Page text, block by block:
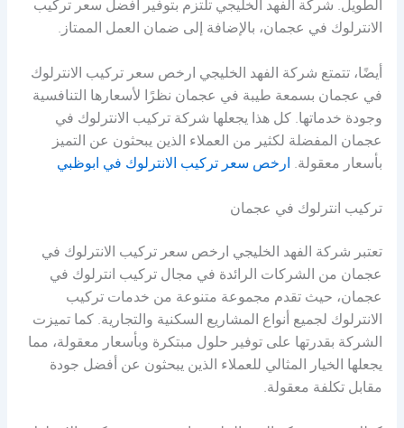
الطويل. شركة الفهد الخليجي تلتزم بتوفير أفضل سعر تركيب
الانترلوك في عجمان، بالإضافة إلى ضمان العمل الممتاز.
أيضًا، تتمتع شركة الفهد الخليجي ارخص سعر تركيب الانترلوك
في عجمان بسمعة طيبة في عجمان نظرًا لأسعارها التنافسية
وجودة خدماتها. كل هذا يجعلها شركة تركيب الانترلوك في
عجمان المفضلة لكثير من العملاء الذين يبحثون عن التميز
بأسعار معقولة. ارخص سعر تركيب الانترلوك في ابوظبي
تركيب انترلوك في عجمان
تعتبر شركة الفهد الخليجي ارخص سعر تركيب الانترلوك في
عجمان من الشركات الرائدة في مجال تركيب انترلوك في
عجمان، حيث تقدم مجموعة متنوعة من خدمات تركيب
الانترلوك لجميع أنواع المشاريع السكنية والتجارية. كما تميزت
الشركة بقدرتها على توفير حلول مبتكرة وبأسعار معقولة، مما
يجعلها الخيار المثالي للعملاء الذين يبحثون عن أفضل جودة
مقابل تكلفة معقولة.